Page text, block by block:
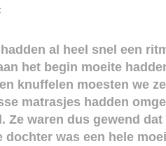
al heel snel een
het begin moeite
knuffelen moesten we
matrasjes hadden
Ze waren dus gewend
dochter was een hele